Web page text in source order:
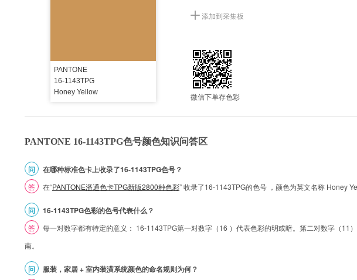
PANTONE
16-1143TPG
Honey Yellow
添加到采集板
微信下单存色彩
PANTONE 16-1143TPG色号颜色知识问答区
问 在哪种标准色卡上收录了16-1143TPG色号？
答 在“PANTONE潘通色卡TPG新版2800种色彩” 收录了16-1143TPG的色号 ，颜色为英文名称 Honey
问 16-1143TPG色彩的色号代表什么？
答
每一对数字都有特定的意义： 16-1143TPG第一对数字（16 ）代表色彩的明或暗。第二对数字（
南。
问 服装，家居 + 室内装潢系统颜色的命名规则为何？